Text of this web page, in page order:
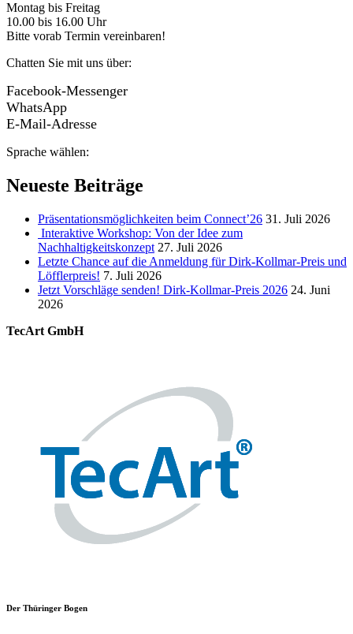
Montag bis Freitag
10.00 bis 16.00 Uhr
Bitte vorab Termin vereinbaren!
Chatten Sie mit uns über:
Facebook-Messenger
WhatsApp
E-Mail-Adresse
Sprache wählen:
Neueste Beiträge
Präsentationsmöglichkeiten beim Connect’26 31. Juli 2026
Interaktive Workshop: Von der Idee zum
Nachhaltigkeitskonzept 27. Juli 2026
Letzte Chance auf die Anmeldung für Dirk-Kollmar-Preis und
Löfflerpreis! 7. Juli 2026
Jetzt Vorschläge senden! Dirk-Kollmar-Preis 2026 24. Juni
2026
TecArt GmbH
Der Thüringer Bogen